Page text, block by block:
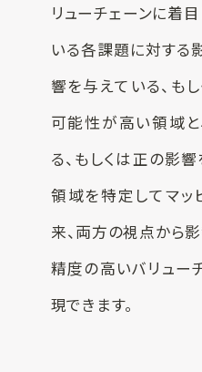
リューチェーンに着
いる各課題に対する
響を与えている、も
可能性が高い領域
る、もしくは正の影
領域を特定してマッ
来、両方の視点から
精度の高いバリュー
現できます。